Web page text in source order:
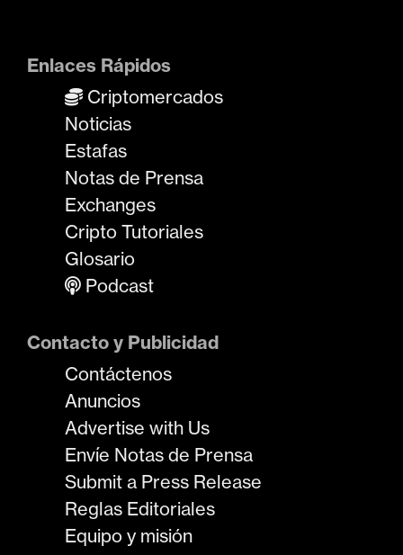
Enlaces Rápidos
Criptomercados
Noticias
Estafas
Notas de Prensa
Exchanges
Cripto Tutoriales
Glosario
Podcast
Contacto y Publicidad
Contáctenos
Anuncios
Advertise with Us
Envíe Notas de Prensa
Submit a Press Release
Reglas Editoriales
Equipo y misión